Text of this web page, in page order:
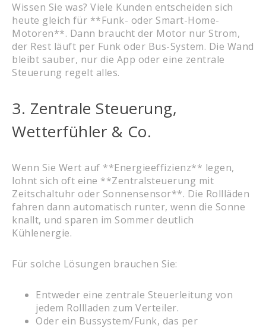
Wissen Sie was? Viele Kunden entscheiden sich
heute gleich für **Funk- oder Smart-Home-
Motoren**. Dann braucht der Motor nur Strom,
der Rest läuft per Funk oder Bus-System. Die Wand
bleibt sauber, nur die App oder eine zentrale
Steuerung regelt alles.
3. Zentrale Steuerung,
Wetterfühler & Co.
Wenn Sie Wert auf **Energieeffizienz** legen,
lohnt sich oft eine **Zentralsteuerung mit
Zeitschaltuhr oder Sonnensensor**. Die Rollläden
fahren dann automatisch runter, wenn die Sonne
knallt, und sparen im Sommer deutlich
Kühlenergie.
Für solche Lösungen brauchen Sie:
Entweder eine zentrale Steuerleitung von
jedem Rollladen zum Verteiler.
Oder ein Bussystem/Funk, das per